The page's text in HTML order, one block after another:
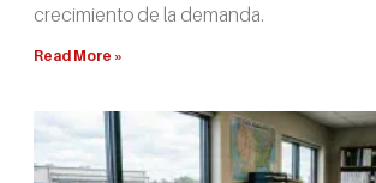
crecimiento de la demanda.
Read More »